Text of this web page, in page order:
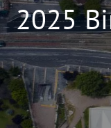
2025